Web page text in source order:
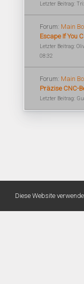
Letzter Beitrag:
Forum: Main
Escape If You
Letzter Beitrag:
08:32
Forum: Main
Präzise CNC-
Letzter Beitrag:
Diese Website